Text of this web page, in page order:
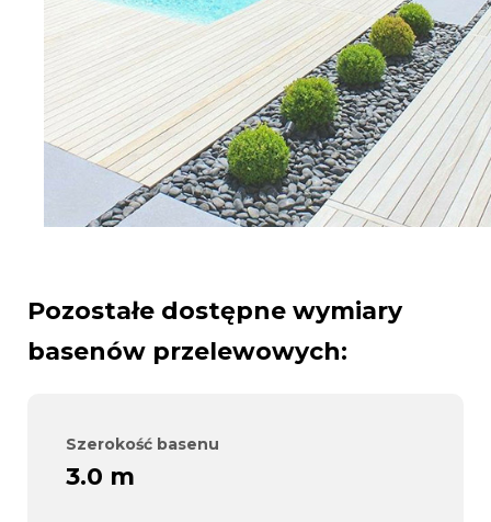
Pozostałe dostępne wymiary
basenów przelewowych:
Szerokość basenu
3.0 m